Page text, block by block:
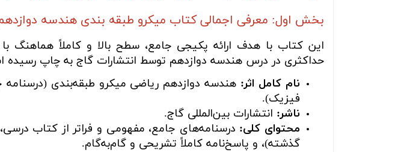
بخش اول: معرفی اجمالی کتاب میکرو طبقه بندی هندسه
این کتاب با هدف ارائه پکیجی جامع، سطح بالا و کاملاً
حداکثری در درس هندسه دوازدهم توسط انتشارات گاج به چاپ رسیده
نام کامل اثر: هندسه دوازدهم ریاضی میکرو طبقه‌بندی
فیزیک).
ناشر: انتشارات بین‌المللی گاج.
محتوای کلی: درسنامه‌های جامع، مفهومی و فراتر از کتاب
گذشته)، و پاسخ‌نامه کاملاً تشریحی و گام‌به‌گام.